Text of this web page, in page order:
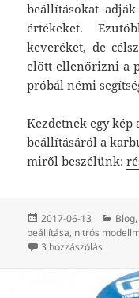
beállításokat
értékeket.
keveréket, de
előtt ellenőrizni a
próbál némi
Kezdetnek egy
beállításáról a
miről beszélünk:
Közzétéve
2017-06-13 Blog
beállítása, nitrós
3 hozzászólás